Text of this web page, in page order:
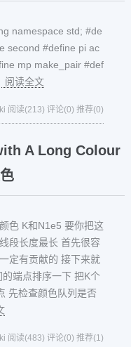
namespace std; #de
second #define pi ac
mp make_pair #def
阅读全文
阅读(213) 评论(0) 推荐(0)
A Long Colour
色 K和N1e5 要你把这
段长度最长 首先很容
定有贡献的 接下来就
端点排序一下 把K个
先检查颜色队列是否
阅读(483) 评论(0) 推荐(1)